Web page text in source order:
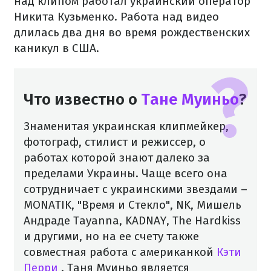
Никита Кузьменко. Работа над видео
длилась два дня во время рождественских
каникул в США.
Что известно о Тане Муиньо?
Знаменитая украинская клипмейкер,
фотограф, стилист и режиссер, о
работах которой знают далеко за
пределами Украины. Чаще всего она
сотрудничает с украинскими звездами –
MONATIK, "Время и Стекло", NK, Мишель
Андраде Tayanna, KADNAY, The Hardkiss
и другими, но на ее счету также
совместная работа с американкой Кэти
Перри . Таня Муиньо является